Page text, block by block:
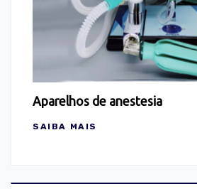
Aparelhos de anestesia
SAIBA MAIS